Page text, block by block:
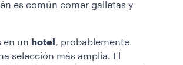
es común comer galletas y
en un hotel , probablemente
selección más amplia. El